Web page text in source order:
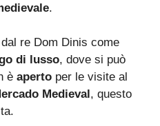
.
dal re Dom Dinis come
di lusso, dove si può
è aperto per le visite al
Medieval, questo